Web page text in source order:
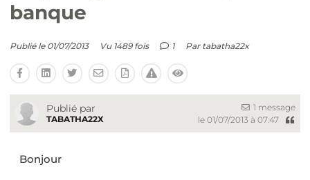
banque
Publié le 01/07/2013 Vu 1489 fois 1 Par tabatha22x
Publié par
TABATHA22X
1 message
le 01/07/2013 à 07:47
Bonjour